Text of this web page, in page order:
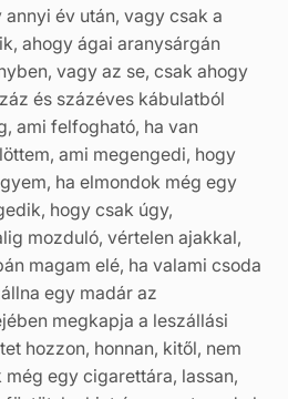
év után, vagy csak a
ahogy ágai aranysárgán
vagy az se, csak ahogy
és százéves kábulatból
ami felfogható, ha van
ami megengedi, hogy
ha elmondok még egy
hogy csak úgy,
mozduló, vértelen ajakkal,
magam elé, ha valami csoda
egy madár az
megkapja a leszállási
hozzon, honnan, kitől, nem
egy cigarettára, lassan,